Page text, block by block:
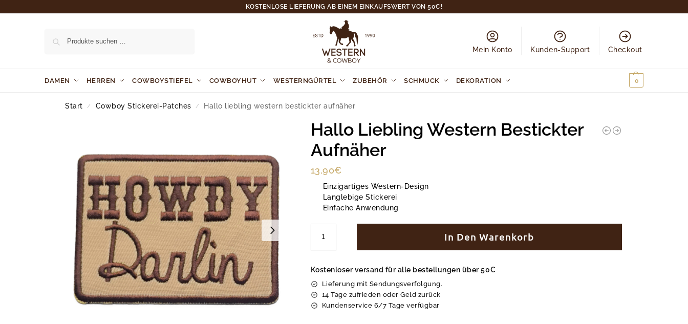
KOSTENLOSE LIEFERUNG AB EINEM EINKAUFSWERT VON 50€!
Mein Konto Kunden-Support Checkout
DAMEN HERREN COWBOYSTIEFEL COWBOYHUT WESTERNGÜRTEL ZUBEHÖR SCHMUCK DEKORATION 0
Start / Cowboy Stickerei-Patches / Hallo liebling western bestickter aufnäher
Hallo Liebling Western Bestickter
Aufnäher
13,90€
Einzigartiges Western-Design
Langlebige Stickerei
Einfache Anwendung
In Den Warenkorb
Kostenloser versand für alle bestellungen über 50€
Lieferung mit Sendungsverfolgung.
14 Tage zufrieden oder Geld zurück
Kundenservice 6/7 Tage verfügbar